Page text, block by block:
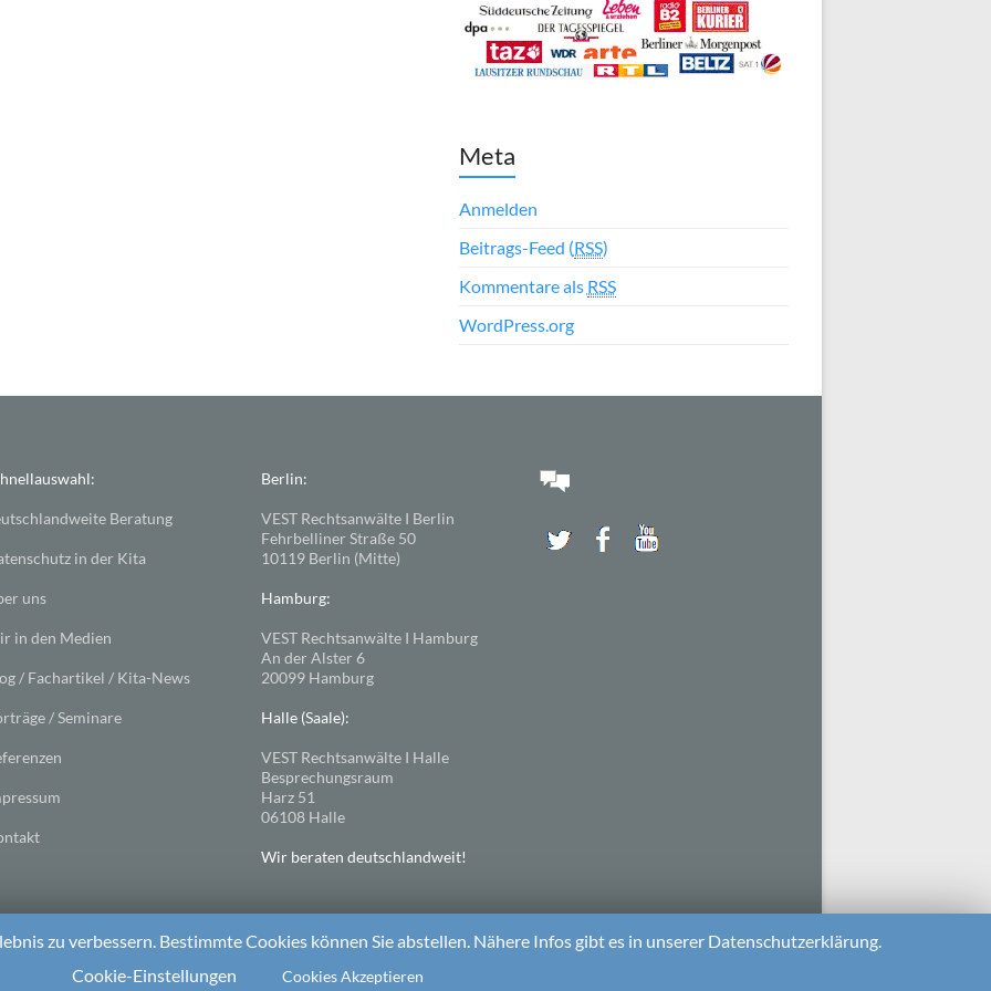
Meta
Anmelden
Beitrags-Feed (RSS)
Kommentare als RSS
WordPress.org
Beratung
in der Kita
uns
in den Medien
/ Fachartikel / Kita-News
/ Seminare
Berlin:
VEST Rechtsanwälte I Berlin
Fehrbelliner Straße 50
10119 Berlin (Mitte)
Hamburg:
VEST Rechtsanwälte I Hamburg
An der Alster 6
20099 Hamburg
Halle (Saale):
VEST Rechtsanwälte I Halle
Besprechungsraum
Harz 51
06108 Halle
Wir beraten deutschlandweit!
zu verbessern. Bestimmte Cookies können Sie abstellen. Nähere Infos gibt es in unserer Datenschutzerklärung.
Cookie-Einstellungen
Cookies Akzeptieren